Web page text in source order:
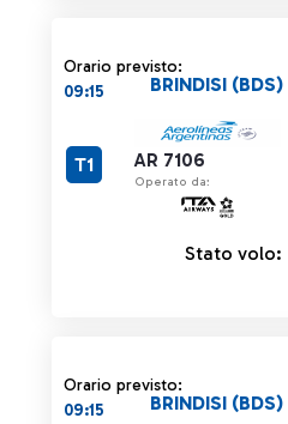
Orario previsto:
09:15
AR 7106
Operato da:
BRINDISI (BDS)
T1
Stato volo:
Orario previsto:
09:15
BRINDISI (BDS)